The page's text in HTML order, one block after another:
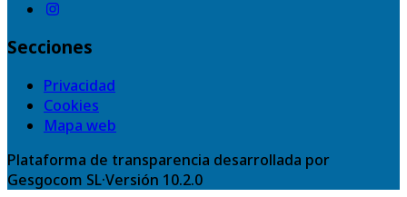
Secciones
Privacidad
Cookies
Mapa web
Plataforma de transparencia desarrollada por
Gesgocom SL·Versión 10.2.0